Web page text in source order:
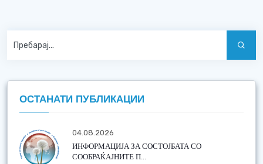
ОСТАНАТИ ПУБЛИКАЦИИ
04.08.2026
ИНФОРМАЦИЈА ЗА СОСТОЈБАТА СО
СООБРАЌАЈНИТЕ П...